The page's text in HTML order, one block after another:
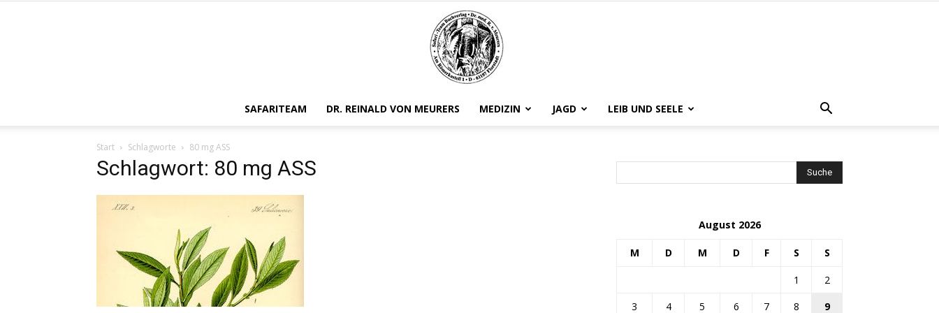
SAFARITEAM DR. REINALD VON MEURERS MEDIZIN JAGD LEIB UND SEELE
Start Schlagworte 80 mg ASS
Schlagwort: 80 mg ASS
August 2026
M D M D F S S
1
2
3
4 5 6 7 8 9